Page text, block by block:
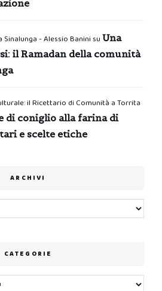
- Alessio Banini su Una
il Ramadan della comunità
il Ricettario di Comunità a Torrita
di coniglio alla farina di
e scelte etiche
ARCHIVI
CATEGORIE